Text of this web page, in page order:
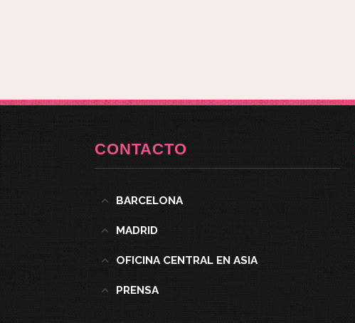
CONTACTO
BARCELONA
MADRID
OFICINA CENTRAL EN ASIA
PRENSA